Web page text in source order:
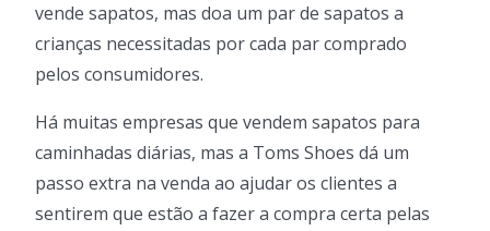
vende sapatos, mas doa um par de sapatos a
crianças necessitadas por cada par comprado
pelos consumidores.
Há muitas empresas que vendem sapatos para
caminhadas diárias, mas a Toms Shoes dá um
passo extra na venda ao ajudar os clientes a
sentirem que estão a fazer a compra certa pelas